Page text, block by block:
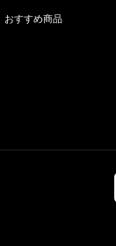
おすすめ商品